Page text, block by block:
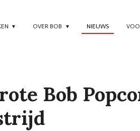
OVER BOB NIEUWS
Bob